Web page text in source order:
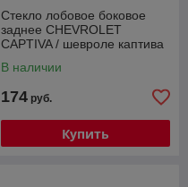
Стекло лобовое боковое
заднее CHEVROLET
CAPTIVA / шевроле каптива
В наличии
174 руб.
Купить